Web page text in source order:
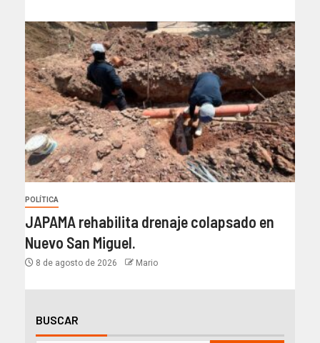
POLÍTICA
JAPAMA rehabilita drenaje colapsado en
Nuevo San Miguel.
8 de agosto de 2026 Mario
BUSCAR